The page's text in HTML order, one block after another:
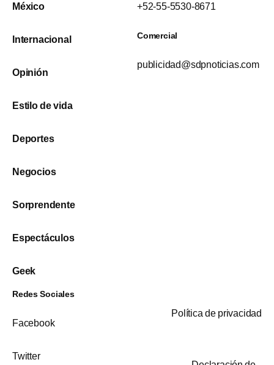
México
Internacional
Opinión
Estilo de vida
Deportes
Negocios
Sorprendente
Espectáculos
Geek
+52-55-5530-8671
Comercial
publicidad@sdpnoticias.com
Redes Sociales
Facebook
Twitter
Política de privacidad